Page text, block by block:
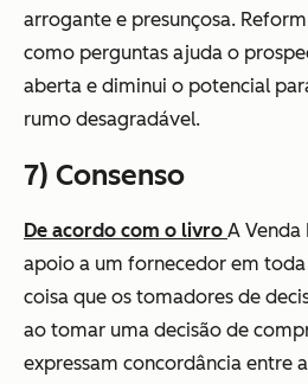
arrogante e presunçosa.
como perguntas ajuda o
aberta e diminui o potencial
rumo desagradável.
7) Consenso
De acordo com o livro A Venda
apoio a um fornecedor em
coisa que os tomadores de
ao tomar uma decisão de
expressam concordância entre